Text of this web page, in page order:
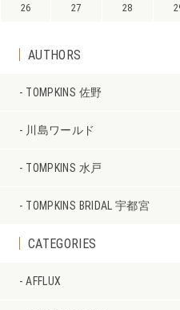
26 27 28
AUTHORS
TOMPKINS 佐野
川島ワールド
TOMPKINS 水戸
TOMPKINS BRIDAL 宇都宮
CATEGORIES
AFFLUX